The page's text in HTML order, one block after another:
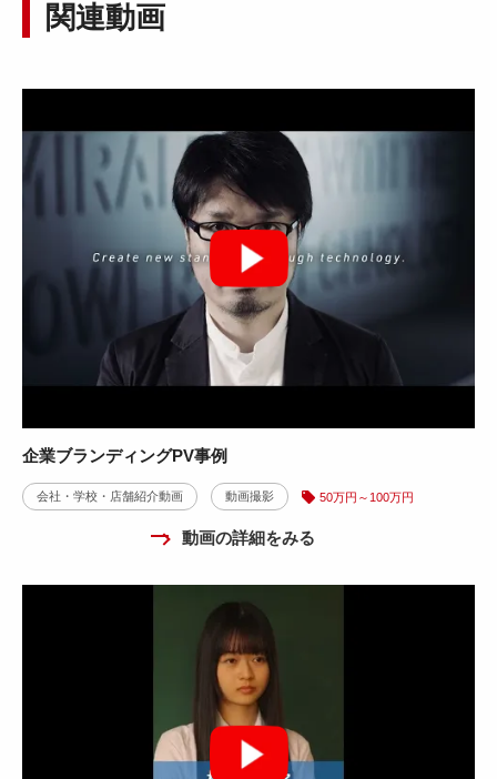
関連動画
企業ブランディングPV事例
会社・学校・店舗紹介動画 動画撮影 50万円～100万円
動画の詳細をみる